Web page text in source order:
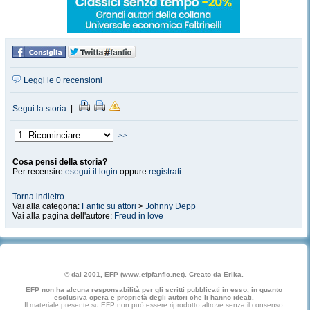
Leggi le 0 recensioni
Segui la storia
>>
Cosa pensi della storia?
Per recensire esegui il login oppure registrati.
Torna indietro
Vai alla categoria: Fanfic su attori > Johnny Depp
Vai alla pagina dell'autore: Freud in love
© dal 2001, EFP (www.efpfanfic.net). Creato da Erika.
EFP non ha alcuna responsabilità per gli scritti pubblicati in esso, in quanto
esclusiva opera e proprietà degli autori che li hanno ideati.
Il materiale presente su EFP non può essere riprodotto altrove senza il consenso